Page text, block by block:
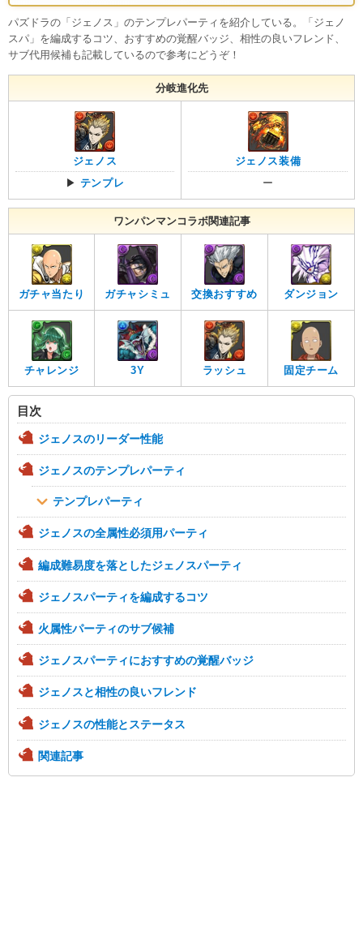
パズドラの「ジェノス」のテンプレパーティを紹介している。「ジェノ
スパ」を編成するコツ、おすすめの覚醒バッジ、相性の良いフレンド、
サブ代用候補も記載しているので参考にどうぞ！
分岐進化先
ジェノス
▶ テンプレ
ジェノス装備
ー
ワンパンマンコラボ関連記事
ガチャ当たり ガチャシミュ 交換おすすめ ダンジョン
チャレンジ 3Y ラッシュ 固定チーム
目次
ジェノスのリーダー性能
ジェノスのテンプレパーティ
テンプレパーティ
ジェノスの全属性必須用パーティ
編成難易度を落としたジェノスパーティ
ジェノスパーティを編成するコツ
火属性パーティのサブ候補
ジェノスパーティにおすすめの覚醒バッジ
ジェノスと相性の良いフレンド
ジェノスの性能とステータス
関連記事